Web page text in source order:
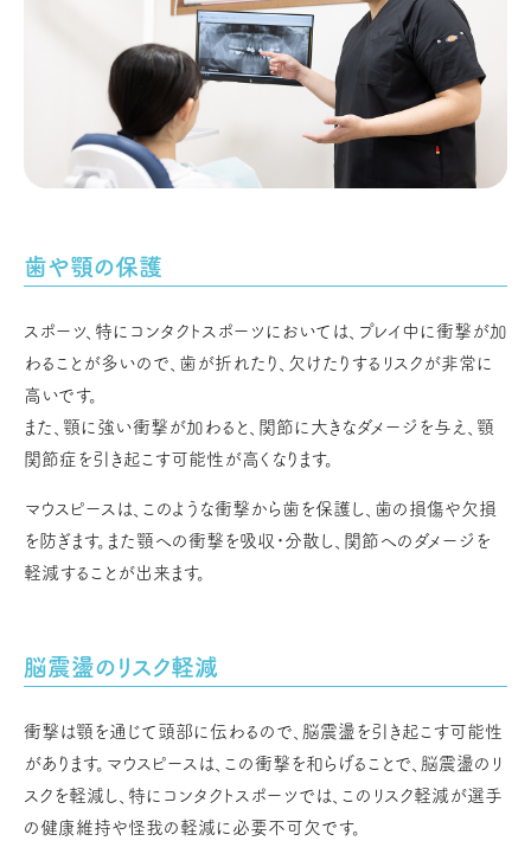
歯や顎の保護
スポーツ、特にコンタクトスポーツにおいては、プレイ中に衝撃が加
わることが多いので、歯が折れたり、欠けたりするリスクが非常に
高いです。
また、顎に強い衝撃が加わると、関節に大きなダメージを与え、顎
関節症を引き起こす可能性が高くなります。
マウスピースは、このような衝撃から歯を保護し、歯の損傷や欠損
を防ぎます。また顎への衝撃を吸収・分散し、関節へのダメージを
軽減することが出来ます。
脳震盪のリスク軽減
衝撃は顎を通じて頭部に伝わるので、脳震盪を引き起こす可能性
があります。マウスピースは、この衝撃を和らげることで、脳震盪のリ
スクを軽減し、特にコンタクトスポーツでは、このリスク軽減が選手
の健康維持や怪我の軽減に必要不可欠です。